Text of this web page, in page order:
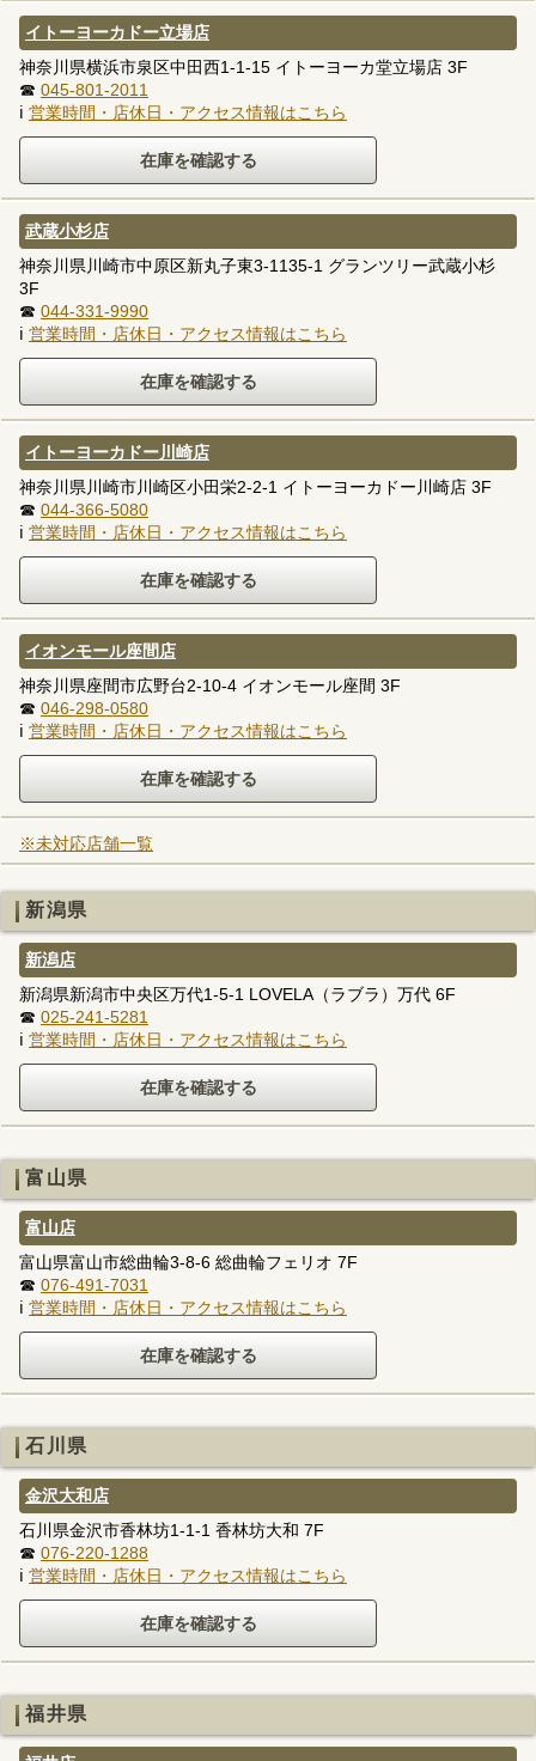
イトーヨーカドー立場店
神奈川県横浜市泉区中田西1-1-15 イトーヨーカ堂立場店 3F
☎ 045-801-2011
ℹ 営業時間・店休日・アクセス情報はこちら
武蔵小杉店
神奈川県川崎市中原区新丸子東3-1135-1 グランツリー武蔵小杉
3F
☎ 044-331-9990
ℹ 営業時間・店休日・アクセス情報はこちら
イトーヨーカドー川崎店
神奈川県川崎市川崎区小田栄2-2-1 イトーヨーカドー川崎店 3F
☎ 044-366-5080
ℹ 営業時間・店休日・アクセス情報はこちら
イオンモール座間店
神奈川県座間市広野台2-10-4 イオンモール座間 3F
☎ 046-298-0580
ℹ 営業時間・店休日・アクセス情報はこちら
※未対応店舗一覧
新潟県
新潟店
新潟県新潟市中央区万代1-5-1 LOVELA（ラブラ）万代 6F
☎ 025-241-5281
ℹ 営業時間・店休日・アクセス情報はこちら
富山県
富山店
富山県富山市総曲輪3-8-6 総曲輪フェリオ 7F
☎ 076-491-7031
ℹ 営業時間・店休日・アクセス情報はこちら
石川県
金沢大和店
石川県金沢市香林坊1-1-1 香林坊大和 7F
☎ 076-220-1288
ℹ 営業時間・店休日・アクセス情報はこちら
福井県